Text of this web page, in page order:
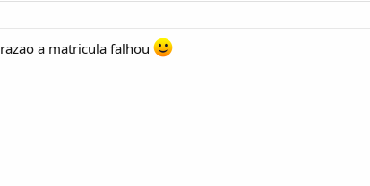
a matricula falhou